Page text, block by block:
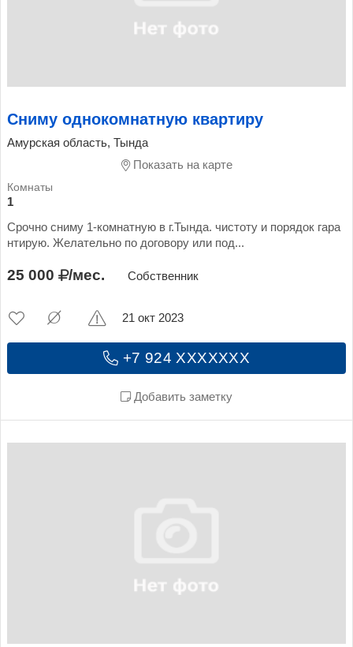
Сниму однокомнатную квартиру
Амурская область, Тында
Показать на карте
1
Срочно сниму 1-комнатную в г.Тында. чистоту и порядок гара
нтирую. Желательно по договору или под...
25 000 /мес. Собственник
+7 924 XXXXXXX
Добавить заметку
21 окт 2023